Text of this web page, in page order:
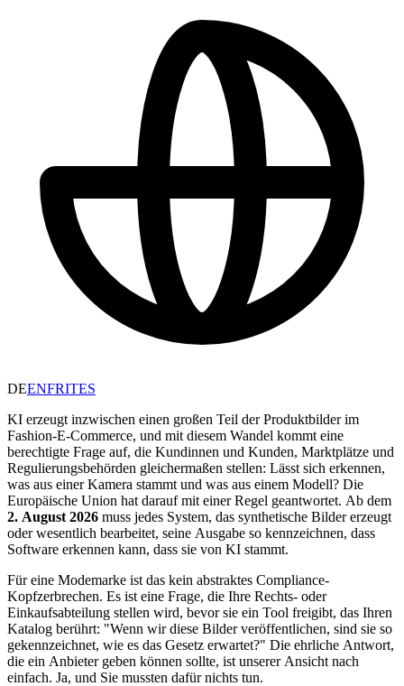
DEENFRITES
KI erzeugt inzwischen einen großen Teil der Produktbilder im
Fashion-E-Commerce, und mit diesem Wandel kommt eine
berechtigte Frage auf, die Kundinnen und Kunden, Marktplätze und
Regulierungsbehörden gleichermaßen stellen: Lässt sich erkennen,
was aus einer Kamera stammt und was aus einem Modell? Die
Europäische Union hat darauf mit einer Regel geantwortet. Ab dem
2. August 2026 muss jedes System, das synthetische Bilder erzeugt
oder wesentlich bearbeitet, seine Ausgabe so kennzeichnen, dass
Software erkennen kann, dass sie von KI stammt.
Für eine Modemarke ist das kein abstraktes Compliance-
Kopfzerbrechen. Es ist eine Frage, die Ihre Rechts- oder
Einkaufsabteilung stellen wird, bevor sie ein Tool freigibt, das Ihren
Katalog berührt: "Wenn wir diese Bilder veröffentlichen, sind sie so
gekennzeichnet, wie es das Gesetz erwartet?" Die ehrliche Antwort,
die ein Anbieter geben können sollte, ist unserer Ansicht nach
einfach. Ja, und Sie mussten dafür nichts tun.